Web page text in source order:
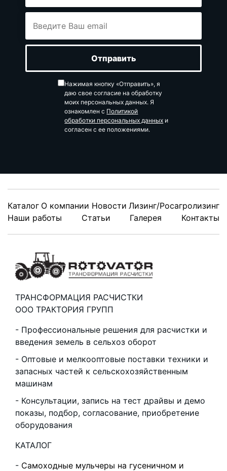
Нажимая кнопку «Отправить», я
даю свое согласие на обработку
моих персональных данных. Я
ознакомлен с Политикой
обработки персональных данных и
согласен с ее положениями.
Каталог О компании Новости Лизинг/Росагролизинг
Наши работы
Статьи Галерея Контакты
ТРАНСФОРМАЦИЯ РАСЧИСТКИ
ООО ТРАКТОРИЯ ГРУПП
Профессиональные решения для расчистки и
введения земель в сельхоз оборот
Оптовые и мелкооптовые поставки техники и
запасных частей к сельскохозяйственным
машинам
Консультации, запись на тест драйвы и демо
показы, подбор, согласование, приобретение
оборудования
КАТАЛОГ
Самоходные мульчеры на гусеничном и